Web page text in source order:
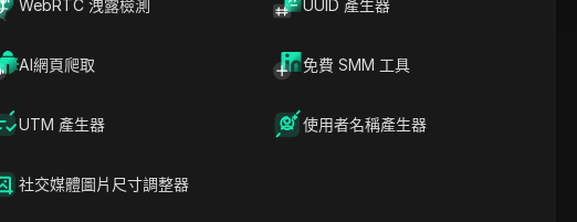
WebRTC 洩露檢測 UUID 產生器
AI網頁爬取 免費 SMM 工具
UTM 產生器 使用者名稱產生器
社交媒體圖片尺寸調整器
文章內容
5. 博客和內容創作